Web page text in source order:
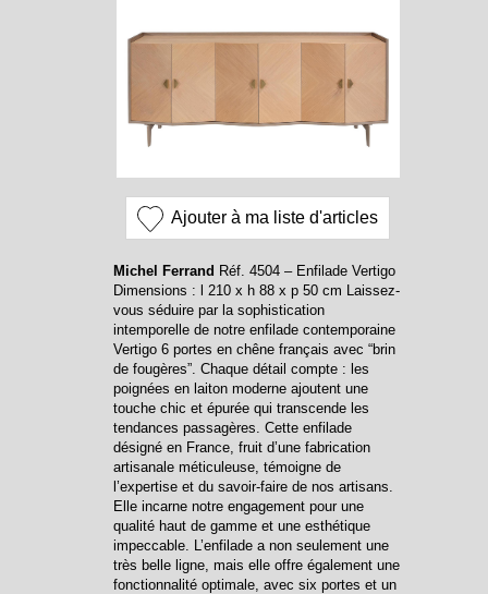
Ajouter à ma liste d'articles
Michel Ferrand Réf. 4504 – Enfilade Vertigo
Dimensions : l 210 x h 88 x p 50 cm Laissez-
vous séduire par la sophistication
intemporelle de notre enfilade contemporaine
Vertigo 6 portes en chêne français avec “brin
de fougères”. Chaque détail compte : les
poignées en laiton moderne ajoutent une
touche chic et épurée qui transcende les
tendances passagères. Cette enfilade
désigné en France, fruit d’une fabrication
artisanale méticuleuse, témoigne de
l’expertise et du savoir-faire de nos artisans.
Elle incarne notre engagement pour une
qualité haut de gamme et une esthétique
impeccable. L’enfilade a non seulement une
très belle ligne, mais elle offre également une
fonctionnalité optimale, avec six portes et un